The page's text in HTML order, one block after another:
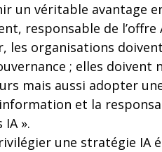
un véritable avantage
responsable de
les organisations
; elles doivent
mais aussi adopter
et la
».
une stratégie IA